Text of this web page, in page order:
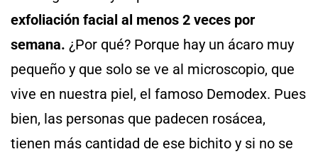
exfoliación facial al menos 2 veces por
semana. ¿Por qué? Porque hay un ácaro muy
pequeño y que solo se ve al microscopio, que
vive en nuestra piel, el famoso Demodex. Pues
bien, las personas que padecen rosácea,
tienen más cantidad de ese bichito y si no se